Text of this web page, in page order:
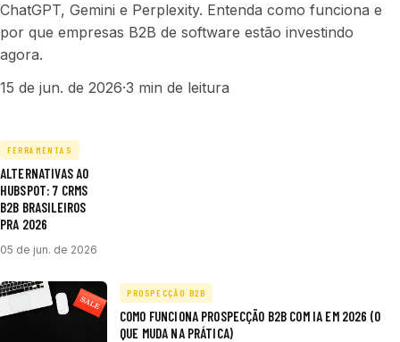
ChatGPT, Gemini e Perplexity. Entenda como funciona e
por que empresas B2B de software estão investindo
agora.
15 de jun. de 2026·3 min de leitura
FERRAMENTAS
ALTERNATIVAS AO
HUBSPOT: 7 CRMS
B2B BRASILEIROS
PRA 2026
05 de jun. de 2026
PROSPECÇÃO B2B
COMO FUNCIONA PROSPECÇÃO B2B COM IA EM 2026 (O
QUE MUDA NA PRÁTICA)